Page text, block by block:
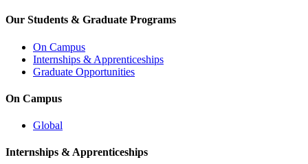
Our Students & Graduate Programs
On Campus
Internships & Apprenticeships
Graduate Opportunities
On Campus
Global
Internships & Apprenticeships